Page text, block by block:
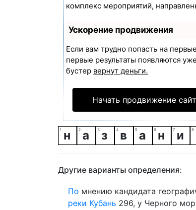
комплекс мероприятий,
Ускорение продвижения
Если вам трудно попасть на
первые результаты появляются
бустер вернут деньги.
Начать продвижение
н а з в а н и
Другие варианты определения:
По мнению кандидата
реки Кубань 296, у Черного